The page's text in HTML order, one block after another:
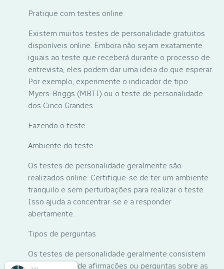
Pratique com testes online
Existem muitos testes de personalidade gratuitos
disponíveis online. Embora não sejam exatamente
iguais ao teste que receberá durante o processo de
entrevista, eles podem dar uma ideia do que esperar.
Por exemplo, experimente o indicador de tipo
Myers-Briggs (MBTI) ou o teste de personalidade
dos Cinco Grandes.
Fazendo o teste
Ambiente do teste
Os testes de personalidade geralmente são
realizados online. Certifique-se de ter um ambiente
tranquilo e sem perturbações para realizar o teste.
Isso ajuda a concentrar-se e a responder
abertamente.
Tipos de perguntas
Os testes de personalidade geralmente consistem
em uma série de afirmações ou perguntas sobre as